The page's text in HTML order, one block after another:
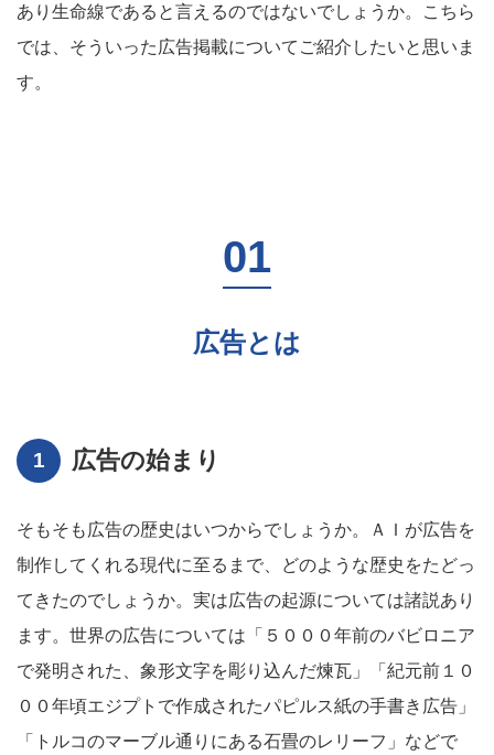
あり生命線であると言えるのではないでしょうか。こちら
では、そういった広告掲載についてご紹介したいと思いま
す。
広告とは
広告の始まり
そもそも広告の歴史はいつからでしょうか。ＡＩが広告を
制作してくれる現代に至るまで、どのような歴史をたどっ
てきたのでしょうか。実は広告の起源については諸説あり
ます。世界の広告については「５０００年前のバビロニア
で発明された、象形文字を彫り込んだ煉瓦」「紀元前１０
００年頃エジプトで作成されたパピルス紙の手書き広告」
「トルコのマーブル通りにある石畳のレリーフ」などで